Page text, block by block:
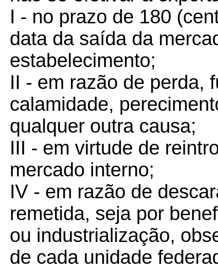
I - no prazo de 180
data da saída da
estabelecimento;
II - em razão de perda,
calamidade,
qualquer outra causa;
III - em virtude de
mercado interno;
IV - em razão de
remetida, seja por
ou industrialização,
de cada unidade